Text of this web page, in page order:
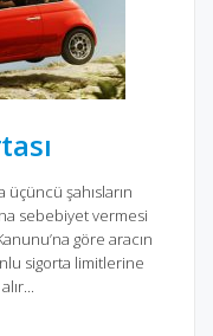
üçüncü şahısların
sebebiyet vermesi
göre aracın
sigorta limitlerine